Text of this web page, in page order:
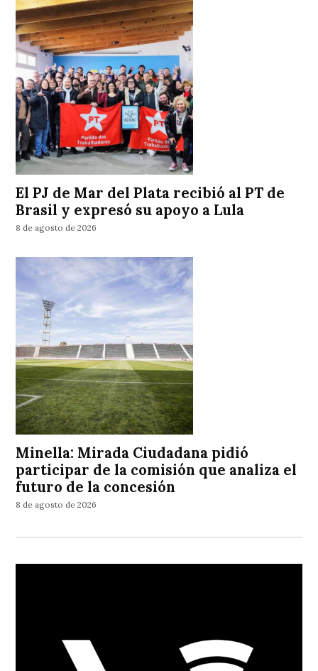
El PJ de Mar del Plata recibió al PT de
Brasil y expresó su apoyo a Lula
8 de agosto de 2026
Minella: Mirada Ciudadana pidió
participar de la comisión que analiza el
futuro de la concesión
8 de agosto de 2026